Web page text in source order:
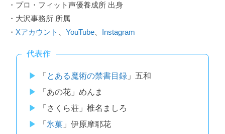
・プロ・フィット声優養成所 出身
・大沢事務所 所属
・ Xアカウント 、YouTube Instagram
代表作
「 とある魔術の禁書目録」五和
「あの花」めんま
「さくら荘」椎名ましろ
「 氷菓」伊原摩耶花